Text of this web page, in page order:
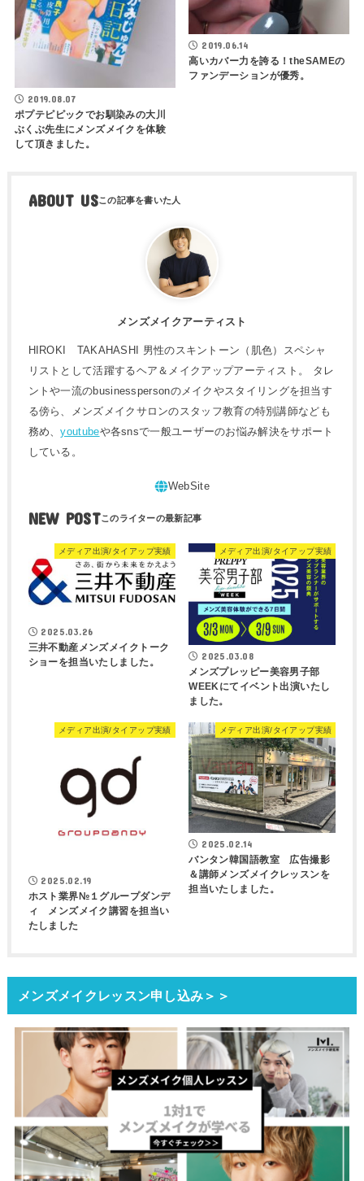
2019.08.07
ポプテピピックでお馴染みの大川
ぶくぶ先生にメンズメイクを体験
して頂きました。
2019.06.14
高いカバー力を誇る！theSAMEの
ファンデーションが優秀。
ABOUT US
メンズメイクアーティスト
HIROKI TAKAHASHI 男性のスキントーン（肌色）スペシャ
リストとして活躍するヘア＆メイクアップアーティスト。 タレ
ントや一流のbusinesspersonのメイクやスタイリングを担当す
る傍ら、メンズメイクサロンのスタッフ教育の特別講師なども
務め、youtubeや各snsで一般ユーザーのお悩み解決をサポート
している。
NEW POST
メディア出演/タイアップ実績
2025.03.26
三井不動産メンズメイクトーク
ショーを担当いたしました。
メディア出演/タイアップ実績
2025.03.08
メンズプレッピー美容男子部
WEEKにてイベント出演いたし
ました。
メディア出演/タイアップ実績
2025.02.19
ホスト業界№１グループダンデ
ィ メンズメイク講習を担当い
たしました
メディア出演/タイアップ実績
2025.02.14
バンタン韓国語教室 広告撮影
＆講師メンズメイクレッスンを
担当いたしました。
メンズメイクレッスン申し込み＞＞